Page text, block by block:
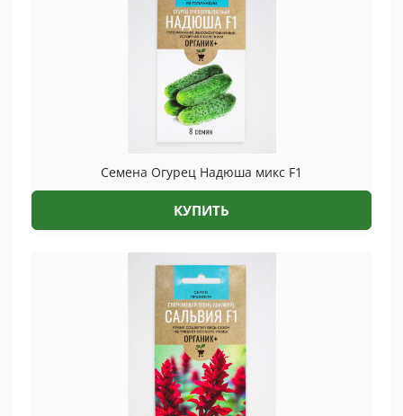
Семена Огурец Надюша микс F1
КУПИТЬ